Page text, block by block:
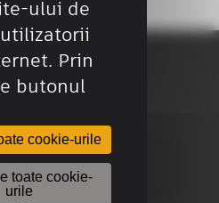
ului de
Prin
butonul
cookie-urile
toate cookie-
urile